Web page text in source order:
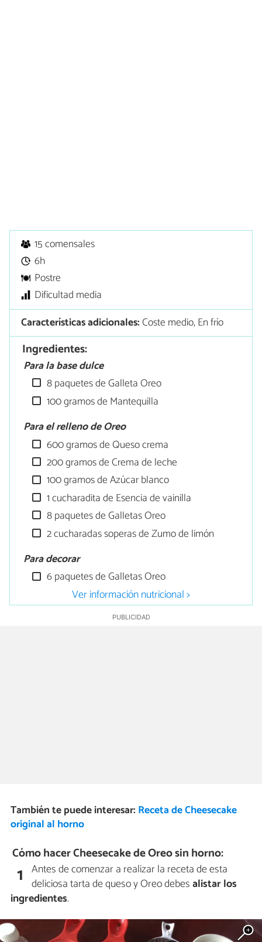
15 comensales
6h
Postre
Dificultad media
Características adicionales:Coste medio, En frío
Ingredientes:
Para la base dulce
8 paquetes de Galleta Oreo
100 gramos de Mantequilla
Para el relleno de Oreo
600 gramos de Queso crema
200 gramos de Crema de leche
100 gramos de Azúcar blanco
1 cucharadita de Esencia de vainilla
8 paquetes de Galletas Oreo
2 cucharadas soperas de Zumo de limón
Para decorar
6 paquetes de Galletas Oreo
Ver información nutricional >
También te puede interesar: Receta de Cheesecake
original al horno
Cómo hacer Cheesecake de Oreo sin horno:
1 Antes de comenzar a realizar la receta de esta
deliciosa tarta de queso y Oreo debesalistar los
ingredientes.